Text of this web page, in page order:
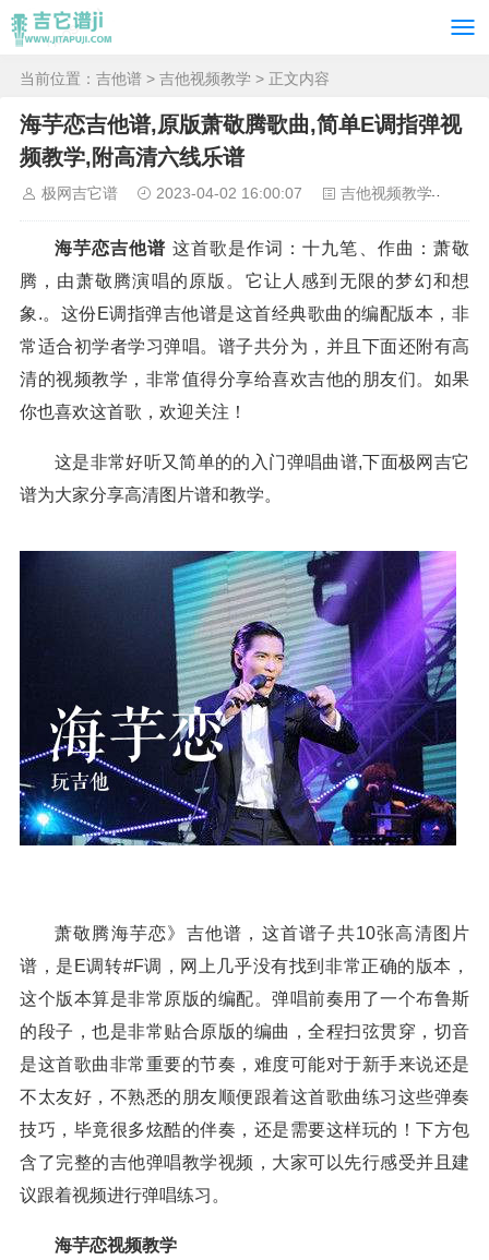
当前位置： 吉他谱 > 吉他视频教学 > 正文内容
海芋恋吉他谱,原版萧敬腾歌曲,简单E调指弹视
频教学,附高清六线乐谱
极网吉它谱 2023-04-02 16:00:07 吉他视频教学
海芋恋吉他谱 这首歌是作词：十九笔、作曲：萧敬
腾，由萧敬腾演唱的原版。它让人感到无限的梦幻和想
象.。这份E调指弹吉他谱是这首经典歌曲的编配版本，非
常适合初学者学习弹唱。谱子共分为，并且下面还附有高
清的视频教学，非常值得分享给喜欢吉他的朋友们。如果
你也喜欢这首歌，欢迎关注！
这是非常好听又简单的的入门弹唱曲谱,下面极网吉它
谱为大家分享高清图片谱和教学。
萧敬腾海芋恋》吉他谱，这首谱子共10张高清图片
谱，是E调转#F调，网上几乎没有找到非常正确的版本，
这个版本算是非常原版的编配。弹唱前奏用了一个布鲁斯
的段子，也是非常贴合原版的编曲，全程扫弦贯穿，切音
是这首歌曲非常重要的节奏，难度可能对于新手来说还是
不太友好，不熟悉的朋友顺便跟着这首歌曲练习这些弹奏
技巧，毕竟很多炫酷的伴奏，还是需要这样玩的！下方包
含了完整的吉他弹唱教学视频，大家可以先行感受并且建
议跟着视频进行弹唱练习。
海芋恋视频教学